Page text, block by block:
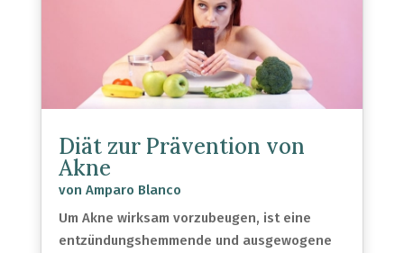
Diät zur Prävention von
Akne
von Amparo Blanco
Um Akne wirksam vorzubeugen, ist eine
entzündungshemmende und ausgewogene